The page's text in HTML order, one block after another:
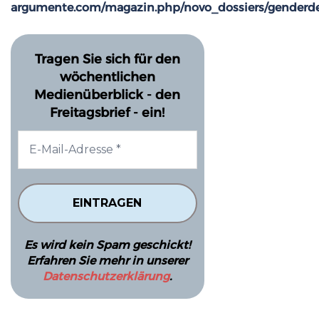
argumente.com/magazin.php/novo_dossiers/
Tragen Sie sich für den
wöchentlichen
Medienüberblick - den
Freitagsbrief - ein!
Es wird kein Spam geschickt!
Erfahren Sie mehr in unserer
Datenschutzerklärung.